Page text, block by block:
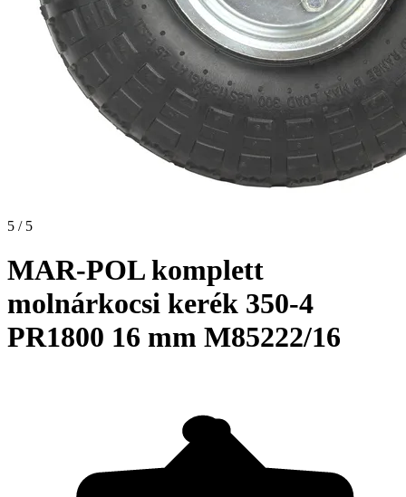
5 / 5
MAR-POL komplett
molnárkocsi kerék 350-4
PR1800 16 mm M85222/16